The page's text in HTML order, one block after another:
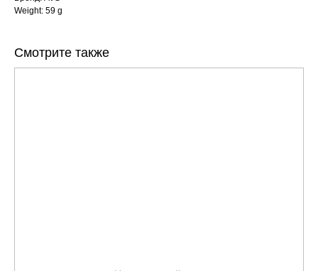
Weight: 59 g
Смотрите также